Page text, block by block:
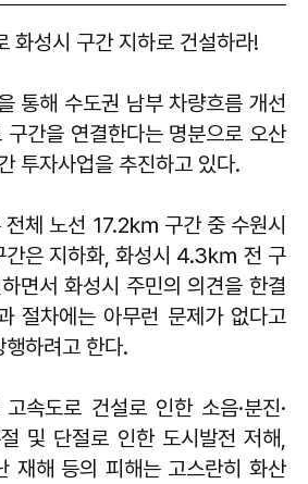
화성시 구간 지하로 건설하라!
통해 수도권 남부 차량흐름 개선
구간을 연결한다는 명분으로 오산
투자사업을 추진하고 있다.
전체 노선 17.2㎞ 구간 중 수원시
은 지하화, 화성시 4.3㎞ 전 구
면서 화성시 주민의 의견을 한결
절차에는 아무런 문제가 없다고
하려고 한다.
속도로 건설로 인한 소음·분진·
절 및 단절로 인한 도시발전 저해,
재해 등의 피해는 고스란히 화산